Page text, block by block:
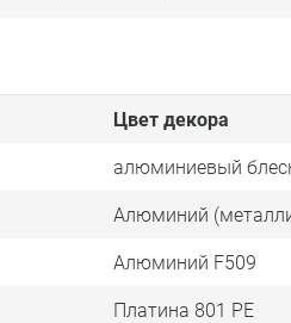
Цвет декора
алюминиевый
Алюминий
Алюминий F509
Платина 801 PE